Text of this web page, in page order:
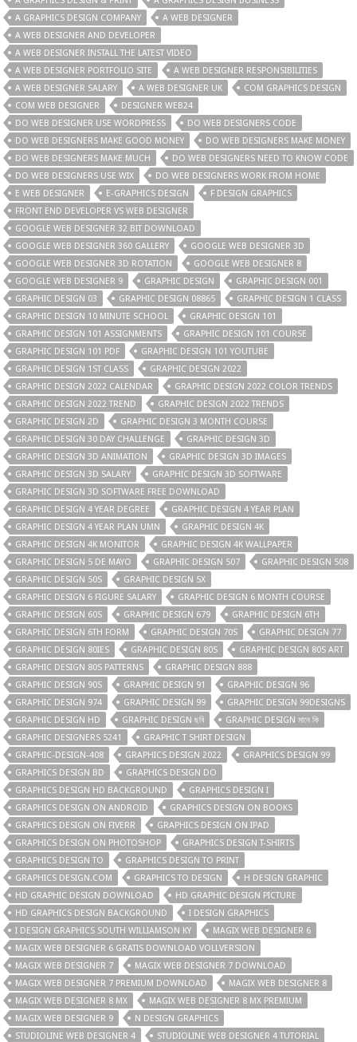
A GRAPHICS DESIGN COMPANY
A WEB DESIGNER
A WEB DESIGNER AND DEVELOPER
A WEB DESIGNER INSTALL THE LATEST VIDEO
A WEB DESIGNER PORTFOLIO SITE
A WEB DESIGNER RESPONSIBILITIES
A WEB DESIGNER SALARY
A WEB DESIGNER UK
COM GRAPHICS DESIGN
COM WEB DESIGNER
DESIGNER WEB24
DO WEB DESIGNER USE WORDPRESS
DO WEB DESIGNERS CODE
DO WEB DESIGNERS MAKE GOOD MONEY
DO WEB DESIGNERS MAKE MONEY
DO WEB DESIGNERS MAKE MUCH
DO WEB DESIGNERS NEED TO KNOW CODE
DO WEB DESIGNERS USE WIX
DO WEB DESIGNERS WORK FROM HOME
E WEB DESIGNER
E-GRAPHICS DESIGN
F DESIGN GRAPHICS
FRONT END DEVELOPER VS WEB DESIGNER
GOOGLE WEB DESIGNER 32 BIT DOWNLOAD
GOOGLE WEB DESIGNER 360 GALLERY
GOOGLE WEB DESIGNER 3D
GOOGLE WEB DESIGNER 3D ROTATION
GOOGLE WEB DESIGNER 8
GOOGLE WEB DESIGNER 9
GRAPHIC DESIGN
GRAPHIC DESIGN 001
GRAPHIC DESIGN 03
GRAPHIC DESIGN 08865
GRAPHIC DESIGN 1 CLASS
GRAPHIC DESIGN 10 MINUTE SCHOOL
GRAPHIC DESIGN 101
GRAPHIC DESIGN 101 ASSIGNMENTS
GRAPHIC DESIGN 101 COURSE
GRAPHIC DESIGN 101 PDF
GRAPHIC DESIGN 101 YOUTUBE
GRAPHIC DESIGN 1ST CLASS
GRAPHIC DESIGN 2022
GRAPHIC DESIGN 2022 CALENDAR
GRAPHIC DESIGN 2022 COLOR TRENDS
GRAPHIC DESIGN 2022 TREND
GRAPHIC DESIGN 2022 TRENDS
GRAPHIC DESIGN 2D
GRAPHIC DESIGN 3 MONTH COURSE
GRAPHIC DESIGN 30 DAY CHALLENGE
GRAPHIC DESIGN 3D
GRAPHIC DESIGN 3D ANIMATION
GRAPHIC DESIGN 3D IMAGES
GRAPHIC DESIGN 3D SALARY
GRAPHIC DESIGN 3D SOFTWARE
GRAPHIC DESIGN 3D SOFTWARE FREE DOWNLOAD
GRAPHIC DESIGN 4 YEAR DEGREE
GRAPHIC DESIGN 4 YEAR PLAN
GRAPHIC DESIGN 4 YEAR PLAN UMN
GRAPHIC DESIGN 4K
GRAPHIC DESIGN 4K MONITOR
GRAPHIC DESIGN 4K WALLPAPER
GRAPHIC DESIGN 5 DE MAYO
GRAPHIC DESIGN 507
GRAPHIC DESIGN 508
GRAPHIC DESIGN 50S
GRAPHIC DESIGN 5X
GRAPHIC DESIGN 6 FIGURE SALARY
GRAPHIC DESIGN 6 MONTH COURSE
GRAPHIC DESIGN 60S
GRAPHIC DESIGN 679
GRAPHIC DESIGN 6TH
GRAPHIC DESIGN 6TH FORM
GRAPHIC DESIGN 70S
GRAPHIC DESIGN 77
GRAPHIC DESIGN 80IES
GRAPHIC DESIGN 80S
GRAPHIC DESIGN 80S ART
GRAPHIC DESIGN 80S PATTERNS
GRAPHIC DESIGN 888
GRAPHIC DESIGN 90S
GRAPHIC DESIGN 91
GRAPHIC DESIGN 96
GRAPHIC DESIGN 974
GRAPHIC DESIGN 99
GRAPHIC DESIGN 99DESIGNS
GRAPHIC DESIGN HD
GRAPHIC DESIGN ছবি
GRAPHIC DESIGN মানে কি
GRAPHIC DESIGNERS 5241
GRAPHIC T SHIRT DESIGN
GRAPHIC-DESIGN-408
GRAPHICS DESIGN 2022
GRAPHICS DESIGN 99
GRAPHICS DESIGN BD
GRAPHICS DESIGN DO
GRAPHICS DESIGN HD BACKGROUND
GRAPHICS DESIGN I
GRAPHICS DESIGN ON ANDROID
GRAPHICS DESIGN ON BOOKS
GRAPHICS DESIGN ON FIVERR
GRAPHICS DESIGN ON IPAD
GRAPHICS DESIGN ON PHOTOSHOP
GRAPHICS DESIGN T-SHIRTS
GRAPHICS DESIGN TO
GRAPHICS DESIGN TO PRINT
GRAPHICS DESIGN.COM
GRAPHICS TO DESIGN
H DESIGN GRAPHIC
HD GRAPHIC DESIGN DOWNLOAD
HD GRAPHIC DESIGN PICTURE
HD GRAPHICS DESIGN BACKGROUND
I DESIGN GRAPHICS
I DESIGN GRAPHICS SOUTH WILLIAMSON KY
MAGIX WEB DESIGNER 6
MAGIX WEB DESIGNER 6 GRATIS DOWNLOAD VOLLVERSION
MAGIX WEB DESIGNER 7
MAGIX WEB DESIGNER 7 DOWNLOAD
MAGIX WEB DESIGNER 7 PREMIUM DOWNLOAD
MAGIX WEB DESIGNER 8
MAGIX WEB DESIGNER 8 MX
MAGIX WEB DESIGNER 8 MX PREMIUM
MAGIX WEB DESIGNER 9
N DESIGN GRAPHICS
STUDIOLINE WEB DESIGNER 4
STUDIOLINE WEB DESIGNER 4 TUTORIAL